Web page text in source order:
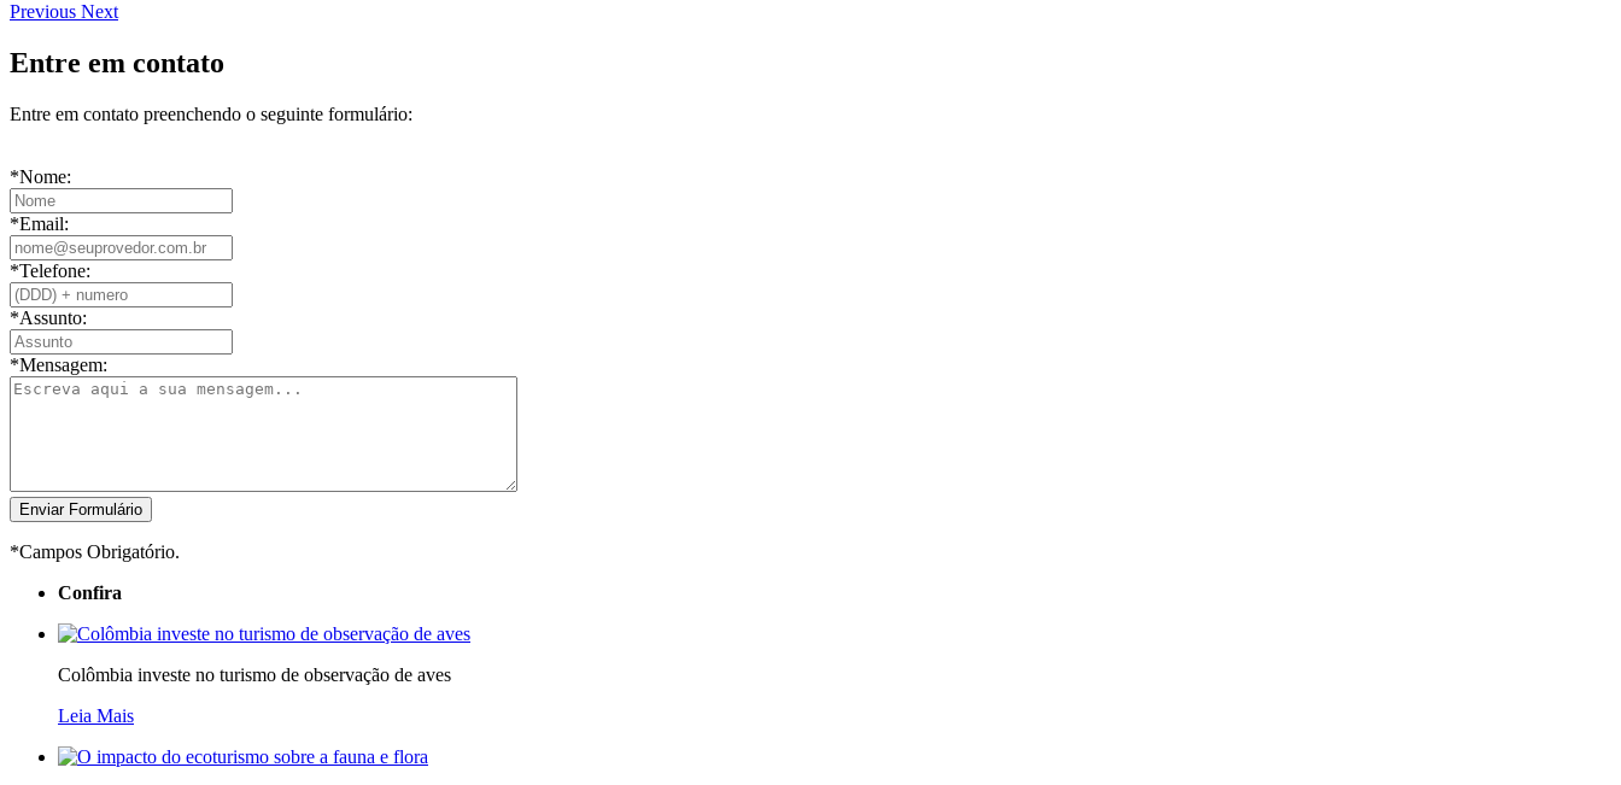
Previous Next
Entre em contato
Entre em contato preenchendo o seguinte formulário:
*Nome:
*Email:
*Telefone:
*Assunto:
*Mensagem:
*Campos Obrigatório.
Confira
Colômbia investe no turismo de observação de aves
Leia Mais